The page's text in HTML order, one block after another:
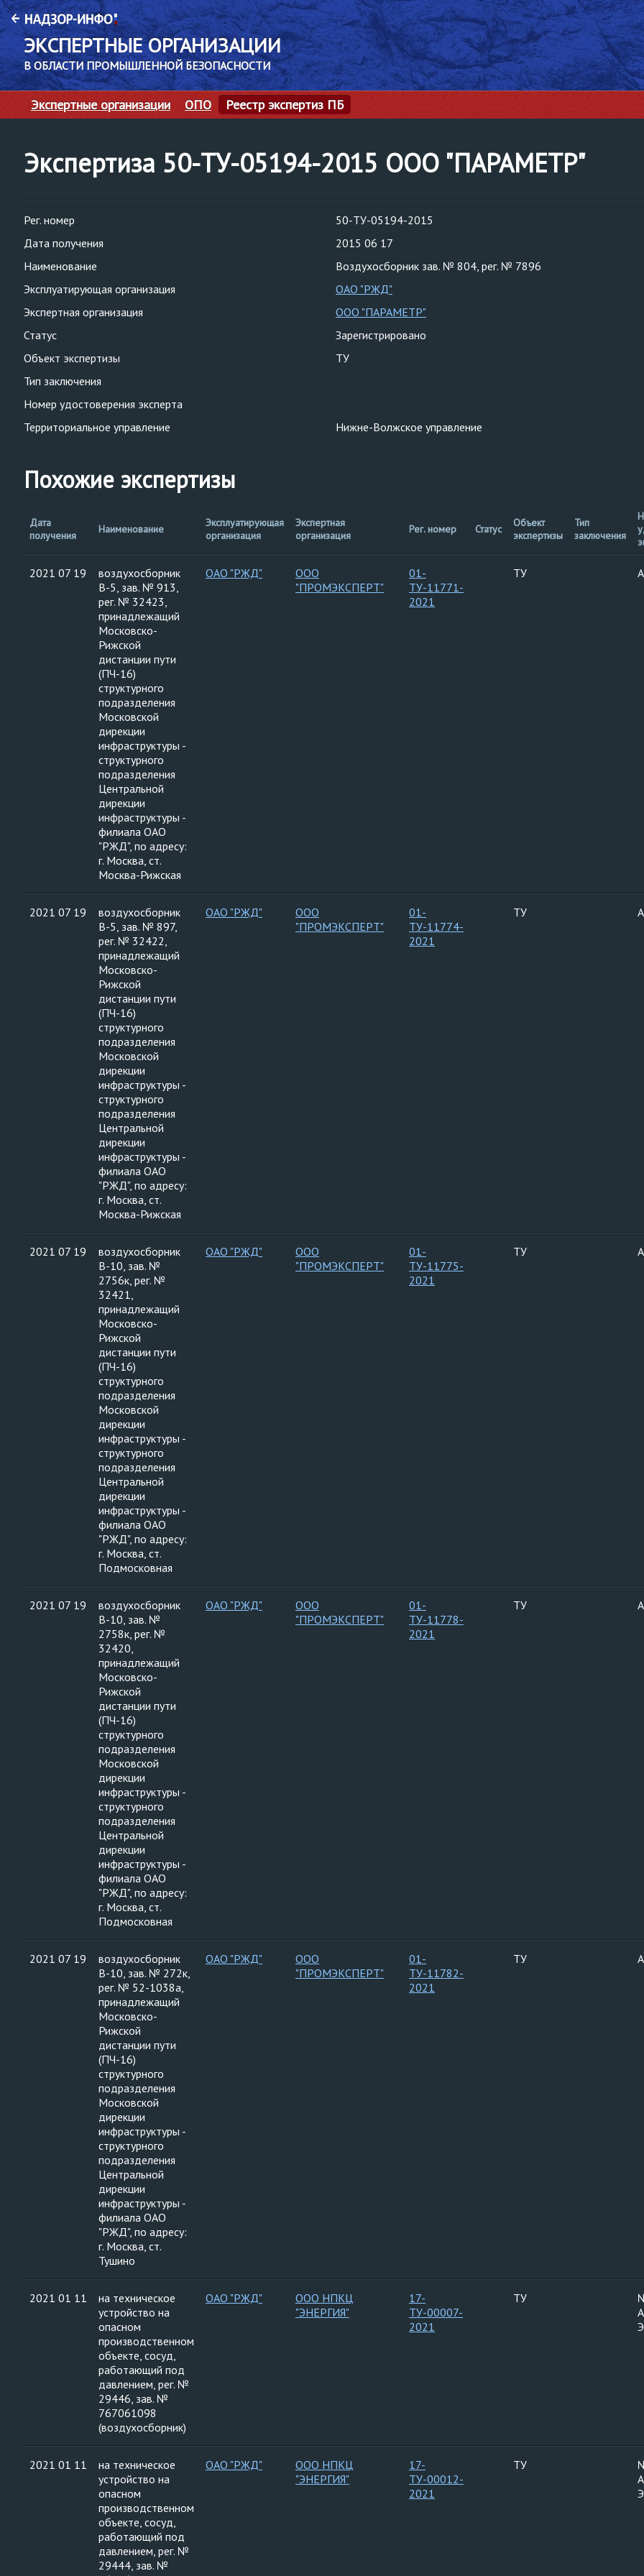
ЭКСПЕРТНЫЕ ОРГАНИЗАЦИИ
В ОБЛАСТИ ПРОМЫШЛЕННОЙ БЕЗОПАСНОСТИ
Экспертные организации ОПО Реестр экспертиз ПБ
Экспертиза 50-ТУ-05194-2015 ООО "ПАРАМЕТР"
Рег. номер
50-ТУ-05194-2015
Дата получения
2015 06 17
Наименование
Воздухосборник зав. № 804, рег. № 7896
Эксплуатирующая организация
ОАО "РЖД"
Экспертная организация
ООО "ПАРАМЕТР"
Статус
Зарегистрировано
Объект экспертизы
ТУ
Тип заключения
Номер удостоверения эксперта
Территориальное управление
Нижне-Волжское управление
Похожие экспертизы
Дата
получения
Наименование
Эксплуатирующая
организация
Экспертная
организация
Рег. номер Статус
Объект
экспертизы
Тип
заключения
2021 07 19
воздухосборник
В-5, зав. № 913,
рег. № 32423,
принадлежащий
Московско-
Рижской
дистанции пути
(ПЧ-16)
структурного
подразделения
Московской
дирекции
инфраструктуры -
структурного
подразделения
Центральной
дирекции
инфраструктуры -
филиала ОАО
"РЖД", по адресу:
г. Москва, ст.
Москва-Рижская
ОАО "РЖД"
ООО
"ПРОМЭКСПЕРТ"
01-
ТУ-11771-
2021
ТУ
2021 07 19
воздухосборник
В-5, зав. № 897,
рег. № 32422,
принадлежащий
Московско-
Рижской
дистанции пути
(ПЧ-16)
структурного
подразделения
Московской
дирекции
инфраструктуры -
структурного
подразделения
Центральной
дирекции
инфраструктуры -
филиала ОАО
"РЖД", по адресу:
г. Москва, ст.
Москва-Рижская
ОАО "РЖД"
ООО
"ПРОМЭКСПЕРТ"
01-
ТУ-11774-
2021
ТУ
2021 07 19
воздухосборник
В-10, зав. №
2756к, рег. №
32421,
принадлежащий
Московско-
Рижской
дистанции пути
(ПЧ-16)
структурного
подразделения
Московской
дирекции
инфраструктуры -
структурного
подразделения
Центральной
дирекции
инфраструктуры -
филиала ОАО
"РЖД", по адресу:
г. Москва, ст.
Подмосковная
ОАО "РЖД"
ООО
"ПРОМЭКСПЕРТ"
01-
ТУ-11775-
2021
ТУ
2021 07 19
воздухосборник
В-10, зав. №
2758к, рег. №
32420,
принадлежащий
Московско-
Рижской
дистанции пути
(ПЧ-16)
структурного
подразделения
Московской
дирекции
инфраструктуры -
структурного
подразделения
Центральной
дирекции
инфраструктуры -
филиала ОАО
"РЖД", по адресу:
г. Москва, ст.
Подмосковная
ОАО "РЖД"
ООО
"ПРОМЭКСПЕРТ"
01-
ТУ-11778-
2021
ТУ
2021 07 19
воздухосборник
В-10, зав. № 272к,
рег. № 52-1038а,
принадлежащий
Московско-
Рижской
дистанции пути
(ПЧ-16)
структурного
подразделения
Московской
дирекции
инфраструктуры -
структурного
подразделения
Центральной
дирекции
инфраструктуры -
филиала ОАО
"РЖД", по адресу:
г. Москва, ст.
Тушино
ОАО "РЖД"
ООО
"ПРОМЭКСПЕРТ"
01-
ТУ-11782-
2021
ТУ
2021 01 11
на техническое
устройство на
опасном
производственном
объекте, сосуд,
работающий под
давлением, рег. №
29446, зав. №
767061098
(воздухосборник)
ОАО "РЖД"
ООО НПКЦ
"ЭНЕРГИЯ"
17-
ТУ-00007-
2021
ТУ
2021 01 11
на техническое
устройство на
опасном
производственном
объекте, сосуд,
работающий под
давлением, рег. №
29444, зав. №
ОАО "РЖД"
ООО НПКЦ
"ЭНЕРГИЯ"
17-
ТУ-00012-
2021
ТУ